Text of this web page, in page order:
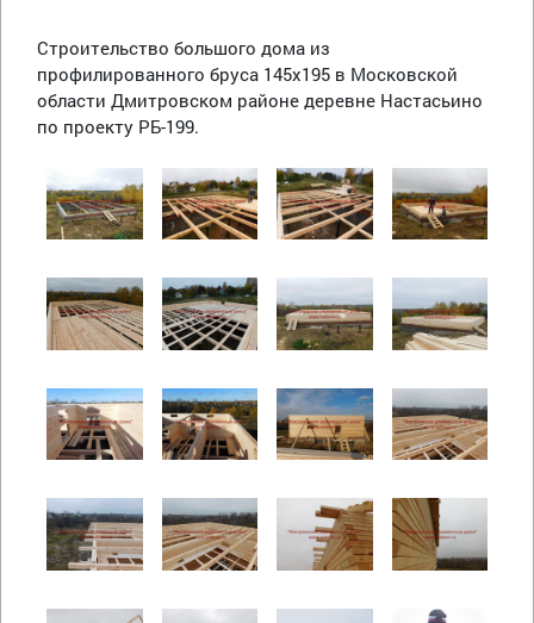
Строительство большого дома из
профилированного бруса 145х195 в Московской
области Дмитровском районе деревне Настасьино
по проекту РБ-199.